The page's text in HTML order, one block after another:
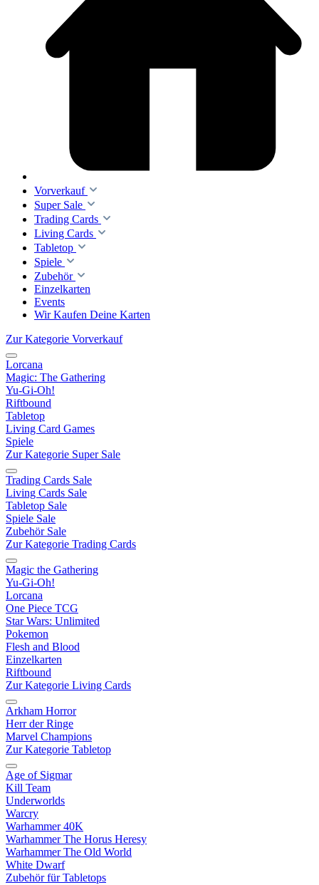
Vorverkauf
Super Sale
Trading Cards
Living Cards
Tabletop
Spiele
Zubehör
Einzelkarten
Events
Wir Kaufen Deine Karten
Zur Kategorie Vorverkauf
Lorcana
Magic: The Gathering
Yu-Gi-Oh!
Riftbound
Tabletop
Living Card Games
Spiele
Zur Kategorie Super Sale
Trading Cards Sale
Living Cards Sale
Tabletop Sale
Spiele Sale
Zubehör Sale
Zur Kategorie Trading Cards
Magic the Gathering
Yu-Gi-Oh!
Lorcana
One Piece TCG
Star Wars: Unlimited
Pokemon
Flesh and Blood
Einzelkarten
Riftbound
Zur Kategorie Living Cards
Arkham Horror
Herr der Ringe
Marvel Champions
Zur Kategorie Tabletop
Age of Sigmar
Kill Team
Underworlds
Warcry
Warhammer 40K
Warhammer The Horus Heresy
Warhammer The Old World
White Dwarf
Zubehör für Tabletops